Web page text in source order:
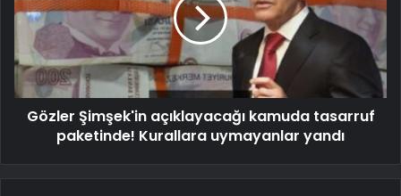
Gözler Şimşek'in açıklayacağı kamuda tasarruf
paketinde! Kurallara uymayanlar yandı